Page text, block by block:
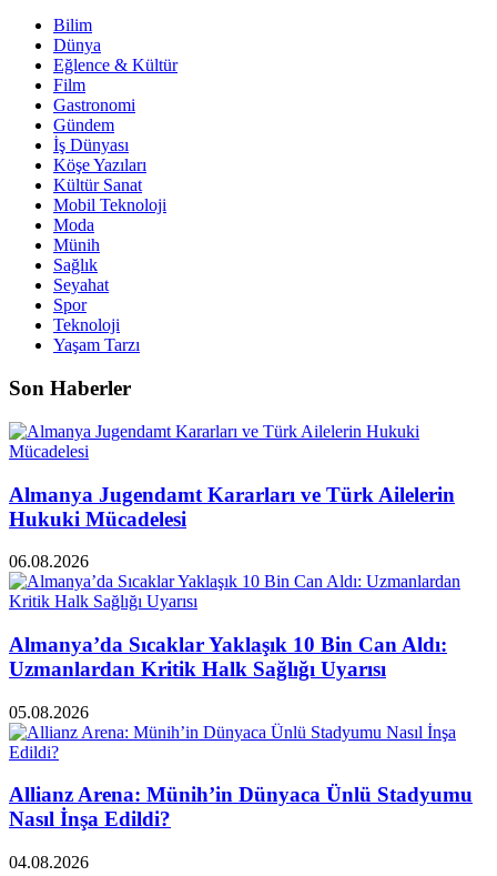
Bilim
Dünya
Eğlence & Kültür
Film
Gastronomi
Gündem
İş Dünyası
Köşe Yazıları
Kültür Sanat
Mobil Teknoloji
Moda
Münih
Sağlık
Seyahat
Spor
Teknoloji
Yaşam Tarzı
Son Haberler
Almanya Jugendamt Kararları ve Türk Ailelerin
Hukuki Mücadelesi
06.08.2026
Almanya’da Sıcaklar Yaklaşık 10 Bin Can Aldı:
Uzmanlardan Kritik Halk Sağlığı Uyarısı
05.08.2026
Allianz Arena: Münih’in Dünyaca Ünlü Stadyumu
Nasıl İnşa Edildi?
04.08.2026